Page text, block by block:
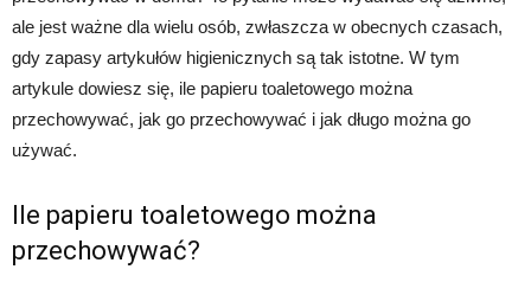
ale jest ważne dla wielu osób, zwłaszcza w obecnych czasach,
gdy zapasy artykułów higienicznych są tak istotne. W tym
artykule dowiesz się, ile papieru toaletowego można
przechowywać, jak go przechowywać i jak długo można go
używać.
Ile papieru toaletowego można
przechowywać?